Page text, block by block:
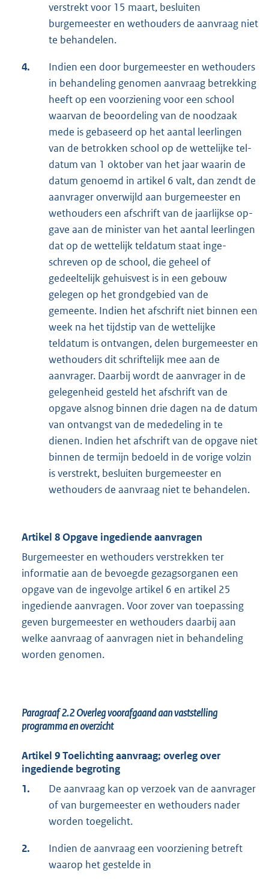
verstrekt voor 15 maart, besluiten
burgemeester en wethouders de aanvraag niet
te behandelen.
4.
Indien een door burgemeester en wethouders
in behandeling genomen aanvraag betrek­king
heeft op een voorziening voor een school
waarvan de beoordeling van de noodzaak
mede is gebaseerd op het aantal leerlingen
van de betrokken school op de wettelijke tel­
datum van 1 oktober van het jaar waarin de
datum genoemd in artikel 6 valt, dan zendt de
aanvrager onverwijld aan burgemeester en
wethouders een afschrift van de jaarlijkse op­
gave aan de minister van het aantal leerlingen
dat op de wettelijk teldatum staat inge­
schreven op de school, die geheel of
gedeeltelijk gehuisvest is in een gebouw
gelegen op het grondgebied van de
gemeente. Indien het afschrift niet binnen een
week na het tijdstip van de wettelijke
teldatum is ontvangen, delen burge­meester en
wethouders dit schriftelijk mee aan de
aanvrager. Daarbij wordt de aan­vrager in de
gelegenheid gesteld het afschrift van de
opgave alsnog binnen drie dagen na de datum
van ontvangst van de mededeling in te
dienen. Indien het afschrift van de opgave niet
binnen de termijn bedoeld in de vorige volzin
is verstrekt, besluiten bur­gemeester en
wethouders de aanvraag niet te behande­len.
Artikel 8 Opgave ingediende aanvragen
Burgemeester en wethouders verstrekken ter
informatie aan de bevoegde gezagsorganen een
opgave van de ingevolge artikel 6 en artikel 25
ingediende aanvragen. Voor zover van toepassing
geven burgemeester en wethouders daarbij aan
welke aanvraag of aanvragen niet in behandeling
worden genomen.
Paragraaf 2.2Overleg voorafgaand aan vaststelling
programma en overzicht
Artikel 9 Toelichting aanvraag; overleg over
ingediende begroting
1.
De aanvraag kan op verzoek van de aanvrager
of van burgemeester en wethou­ders nader
worden toegelicht.
2.
Indien de aanvraag een voorziening betreft
waarop het gestelde in